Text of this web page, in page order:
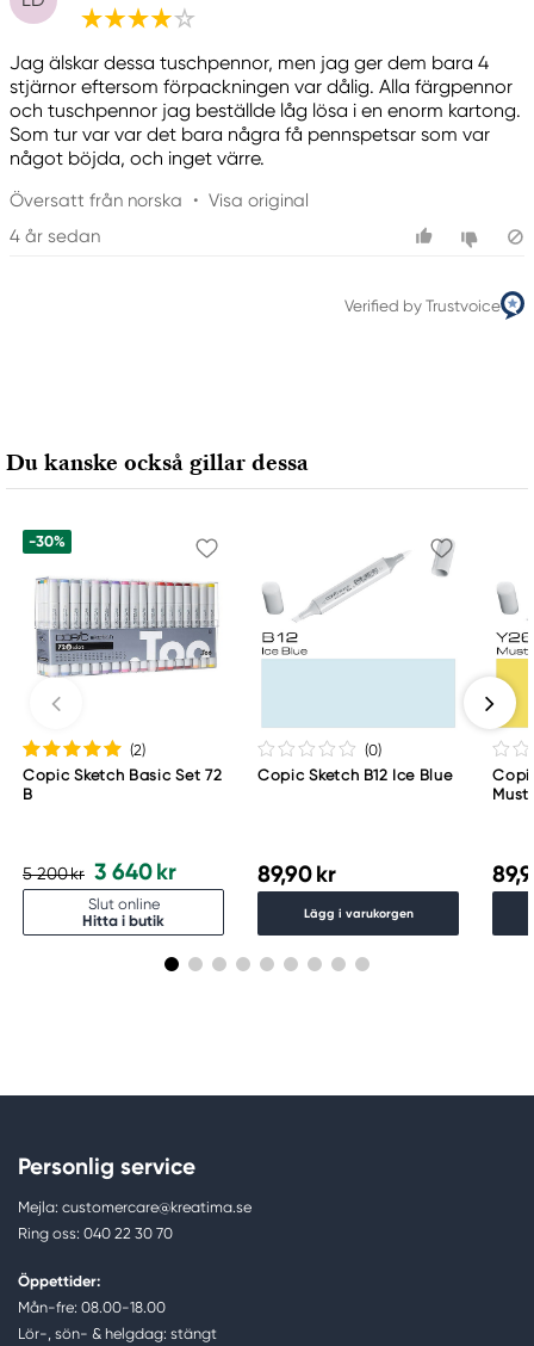
Too Marker Products Inc.
Meguro Higashiyama Bldg., 1-4-4 Higashiyama,
Meguro-ku
Tokyo 153-0043 Japan
www.toomarker.co.jp
Jag älskar dessa tuschpennor, men jag ger dem bara 4
stjärnor eftersom förpackningen var dålig. Alla färgpennor
och tuschpennor jag beställde låg lösa i en enorm kartong.
Som tur var var det bara några få pennspetsar som var
något böjda, och inget värre.
Översatt från norska • Visa original
4 år sedan
Verified by Trustvoice
Du kanske också gillar dessa
-30%
(2)
Copic Sketch Basic Set 72
B
5 200 kr 3 640 kr
Slut online
Hitta i butik
(0)
Copic Sketch B12 Ice Blue
89,90 kr
Lägg i varukorgen
Personlig service
Mejla: customercare@kreatima.se
Ring oss: 040 22 30 70
Öppettider:
Mån-fre: 08.00-18.00
Lör-, sön- & helgdag: stängt